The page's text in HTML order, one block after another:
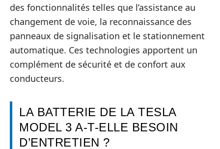
des fonctionnalités telles que l’assistance au
changement de voie, la reconnaissance des
panneaux de signalisation et le stationnement
automatique. Ces technologies apportent un
complément de sécurité et de confort aux
conducteurs.
LA BATTERIE DE LA TESLA
MODEL 3 A-T-ELLE BESOIN
D’ENTRETIEN ?